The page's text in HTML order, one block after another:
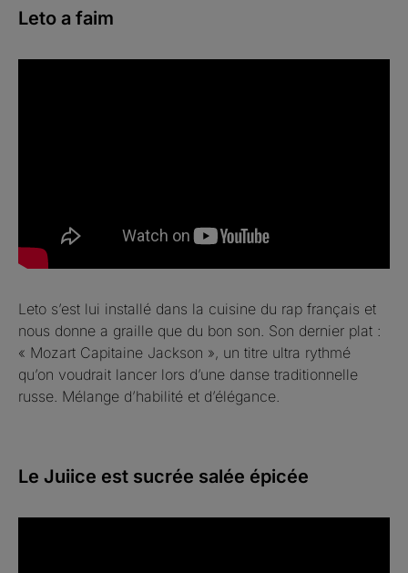
Leto a faim
Leto s’est lui installé dans la cuisine du rap français et
nous donne a graille que du bon son. Son dernier plat :
« Mozart Capitaine Jackson », un titre ultra rythmé
qu’on voudrait lancer lors d’une danse traditionnelle
russe. Mélange d’habilité et d’élégance.
Le Juiice est sucrée salée épicée